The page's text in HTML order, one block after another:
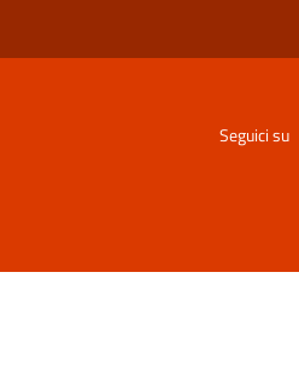
Seguici su